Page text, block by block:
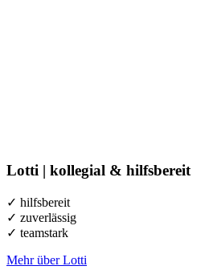
Lotti | kollegial & hilfsbereit
✓ hilfsbereit
✓ zuverlässig
✓ teamstark
Mehr über Lotti